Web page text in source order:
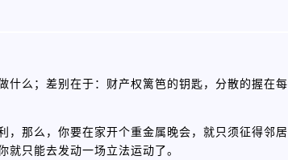
么；差别在于：财产权篱笆的钥匙，分散的握在每
那么，你要在家开个重金属晚会，就只须征得邻居
只能去发动一场立法运动了。